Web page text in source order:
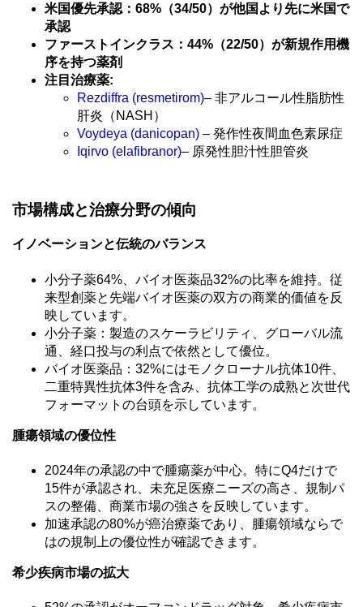
米国優先承認： 68%（34/50）が他国より先に米国で
承認
ファーストインクラス： 44%（22/50）が新規作用機
序を持つ薬剤
注目治療薬:
Rezdiffra (resmetirom)– 非アルコール性脂肪性
肝炎（NASH）
Voydeya (danicopan) – 発作性夜間血色素尿症
Iqirvo (elafibranor)– 原発性胆汁性胆管炎
市場構成と治療分野の傾向
イノベーションと伝統のバランス
小分子薬64%、バイオ医薬品32%の比率を維持。従
来型創薬と先端バイオ医薬の双方の商業的価値を反
映しています。
小分子薬：製造のスケーラビリティ、グローバル流
通、経口投与の利点で依然として優位。
バイオ医薬品：32%にはモノクローナル抗体10件、
二重特異性抗体3件を含み、抗体工学の成熟と次世代
フォーマットの台頭を示しています。
腫瘍領域の優位性
2024年の承認の中で腫瘍薬が中心。特にQ4だけで
15件が承認され、未充足医療ニーズの高さ、規制パ
スの整備、商業市場の強さを反映しています。
加速承認の80%が癌治療薬であり、腫瘍領域ならで
はの規制上の優位性が確認できます。
希少疾病市場の拡大